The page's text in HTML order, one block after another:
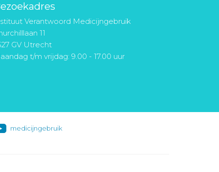
Verantwoord Medicijngebruik
11
GV Utrecht
t/m vrijdag: 9.00 - 17.00 uur
medicijngebruik